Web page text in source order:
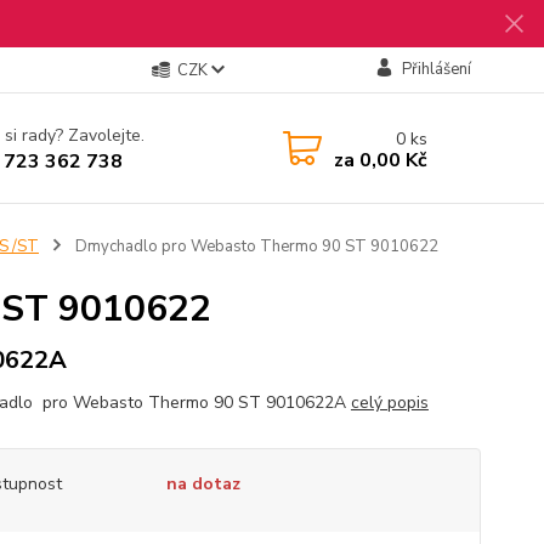
CZK Přihlášení
rady? Zavolejte.
362 738
0ks
za 0,00 Kč
/ST Dmychadlo pro Webasto Thermo 90 ST 9010622
9010622
pro Webasto Thermo 90 ST 9010622A celý popis
na dotaz